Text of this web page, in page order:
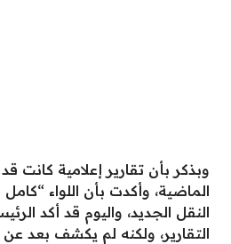
وبذكر بأن تقارير إعلامية كانت
الماضية، وأكدت بأن اللواء
النقل الجديد، واليوم قد أكد
التقارير، ولكنه لم يكشف بعد